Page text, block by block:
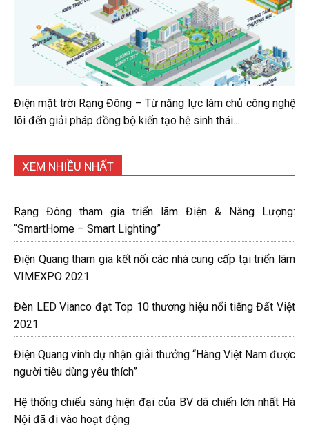
Điện mặt trời Rạng Đông – Từ năng lực làm chủ công nghệ
lõi đến giải pháp đồng bộ kiến tạo hệ sinh thái...
XEM NHIỀU NHẤT
Rạng Đông tham gia triển lãm Điện & Năng Lượng:
“SmartHome – Smart Lighting”
Điện Quang tham gia kết nối các nhà cung cấp tại triển lãm
VIMEXPO 2021
Đèn LED Vianco đạt Top 10 thương hiệu nổi tiếng Đất Việt
2021
Điện Quang vinh dự nhận giải thưởng “Hàng Việt Nam được
người tiêu dùng yêu thích”
Hệ thống chiếu sáng hiện đại của BV dã chiến lớn nhất Hà
Nội đã đi vào hoạt động